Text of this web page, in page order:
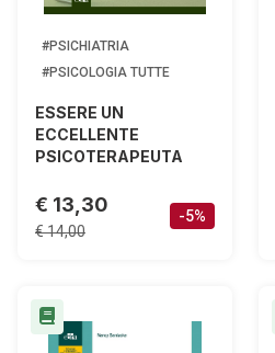
#PSICHIATRIA
#PSICOLOGIA TUTTE
ESSERE UN
ECCELLENTE
PSICOTERAPEUTA
€ 13,30
€ 14,00
-5%